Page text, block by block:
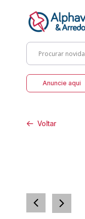
Anuncie aqui
Voltar